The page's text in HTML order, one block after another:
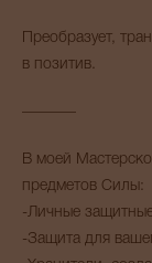
Преобразует,
в позитив.
В моей
предметов Силы:
-Личные
-Защита для